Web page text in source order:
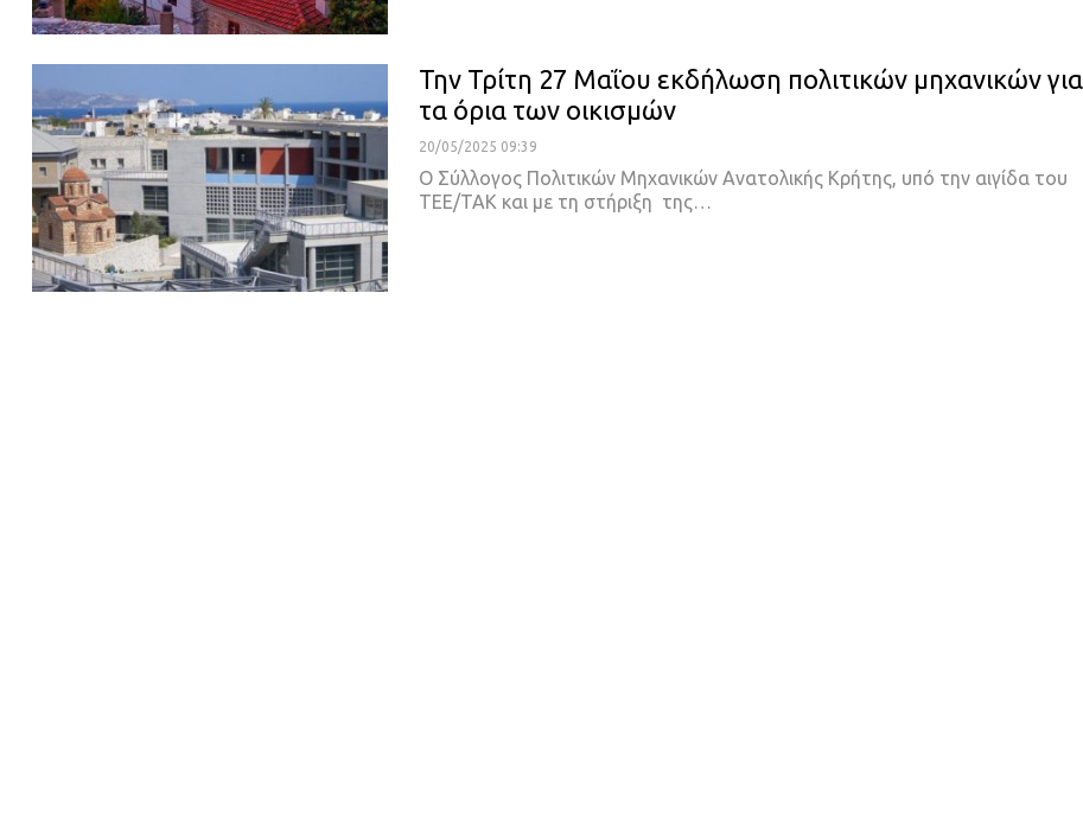
Την Τρίτη 27 Μαΐου εκδήλωση πολιτικών μηχανικών για
τα όρια των οικισμών
20/05/2025 09:39
O Σύλλογος Πολιτικών Μηχανικών Ανατολικής Κρήτης, υπό την αιγίδα του
ΤΕΕ/ΤΑΚ και με τη στήριξη της…